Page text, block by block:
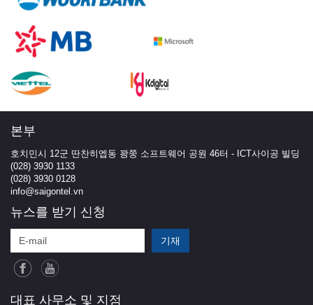
본부
호치민시 12군 딴찬히엡동 꽝쭝 소프트웨어 공원 46터 - ICT사이공 빌딩
(028) 3930 1133
(028) 3930 0128
info@saigontel.vn
뉴스를 받기 신청
대표 사무소 및 지점